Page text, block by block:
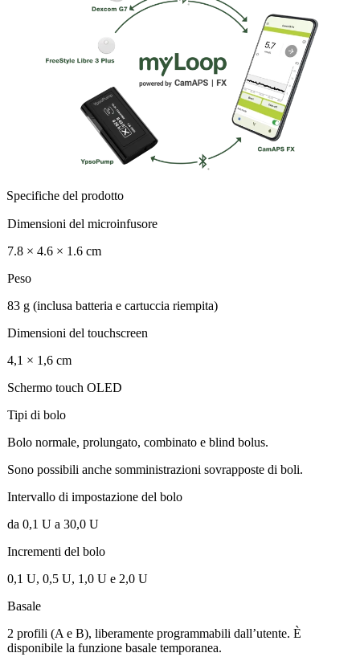
Specifiche del prodotto
Dimensioni del microinfusore
7.8 × 4.6 × 1.6 cm
Peso
83 g (inclusa batteria e cartuccia riempita)
Dimensioni del touchscreen
4,1 × 1,6 cm
Schermo touch OLED
Tipi di bolo
Bolo normale, prolungato, combinato e blind bolus.
Sono possibili anche somministrazioni sovrapposte di boli.
Intervallo di impostazione del bolo
da 0,1 U a 30,0 U
Incrementi del bolo
0,1 U, 0,5 U, 1,0 U e 2,0 U
Basale
2 profili (A e B), liberamente programmabili dall’utente. È
disponibile la funzione basale temporanea.